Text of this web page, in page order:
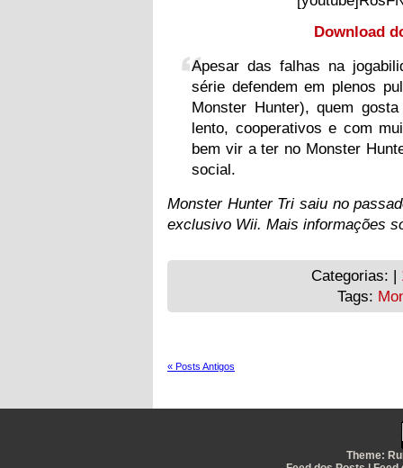
Download
Apesar das falhas na
série defendem em plenos
Monster Hunter), quem
lento, cooperativos e com
bem vir a ter no Monster
social.
Monster Hunter Tri saiu no
exclusivo Wii. Mais informações
Categorias: |
Tags:
« Posts Antigos
Theme: